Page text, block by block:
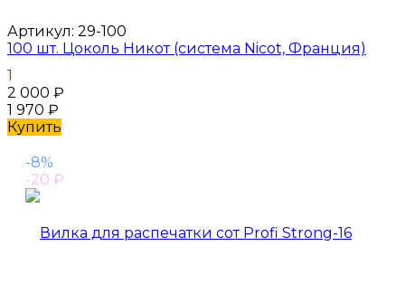
Артикул: 29-100
100 шт. Цоколь Никот (система Nicot, Франция)
1
2 000 ₽
1 970 ₽
Купить
-8%
-20 ₽